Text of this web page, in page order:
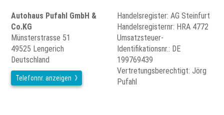
Autohaus Pufahl GmbH &
Co.KG
Münsterstrasse 51
49525 Lengerich
Deutschland
Telefonnr. anzeigen
Handelsregister: AG Steinfurt
Handelsregisternr: HRA 4772
Umsatzsteuer-
Identifikationsnr.: DE
199769439
Vertretungsberechtigt: Jörg
Pufahl